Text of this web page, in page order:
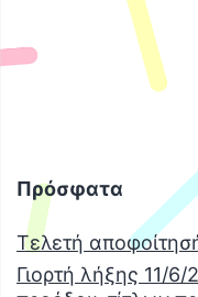
Πρόσφατα
Τελετή
Γιορτή λήξης 11/